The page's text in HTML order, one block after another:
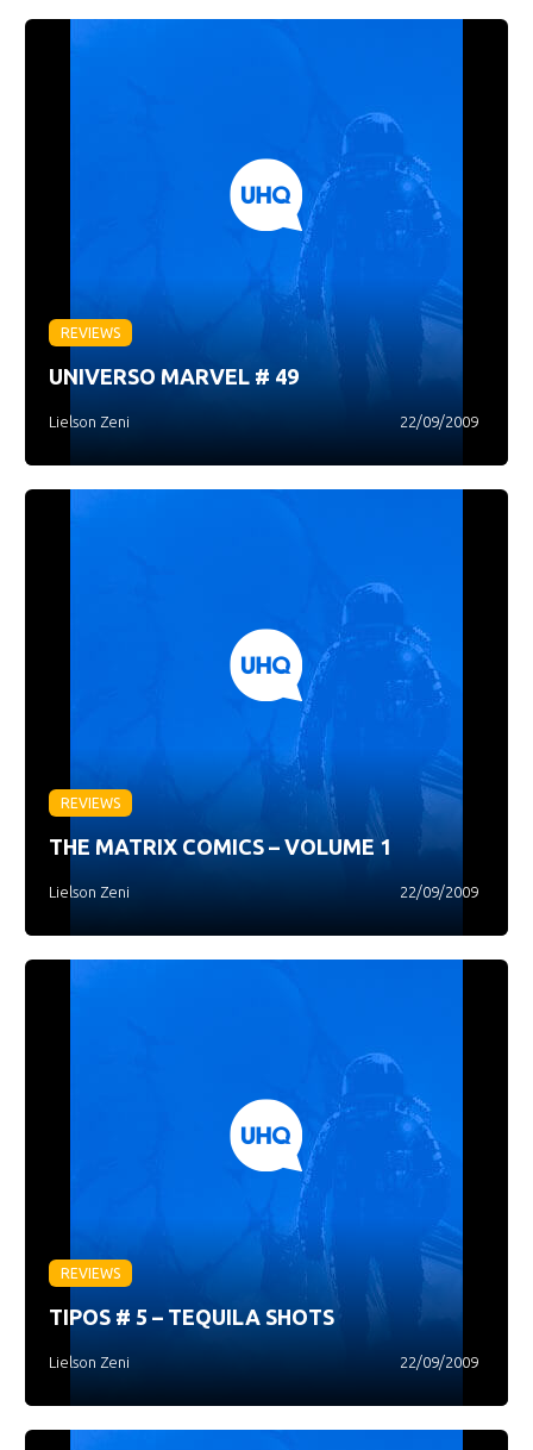
REVIEWS
UNIVERSO MARVEL # 49
Lielson Zeni 22/09/2009
REVIEWS
THE MATRIX COMICS – VOLUME 1
Lielson Zeni 22/09/2009
REVIEWS
TIPOS # 5 – TEQUILA SHOTS
Lielson Zeni 22/09/2009